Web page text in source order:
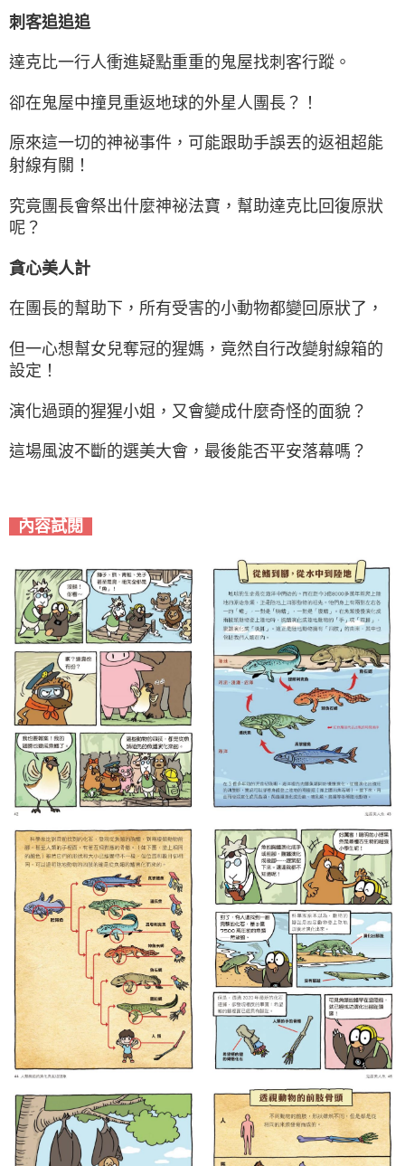
刺客追追追
達克比一行人衝進疑點重重的鬼屋找刺客行蹤。
卻在鬼屋中撞見重返地球的外星人團長？！
原來這一切的神祕事件，可能跟助手誤丟的返祖超能
射線有關！
究竟團長會祭出什麼神祕法寶，幫助達克比回復原狀
呢？
貪心美人計
在團長的幫助下，所有受害的小動物都變回原狀了，
但一心想幫女兒奪冠的猩媽，竟然自行改變射線箱的
設定！
演化過頭的猩猩小姐，又會變成什麼奇怪的面貌？
這場風波不斷的選美大會，最後能否平安落幕嗎？
內容試閱